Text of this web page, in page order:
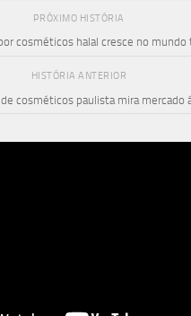
PRÓXIMO HISTÓRIA
cosméticos halal cresce no mundo
HISTÓRIA ANTERIOR
cosméticos paulista mira mercado